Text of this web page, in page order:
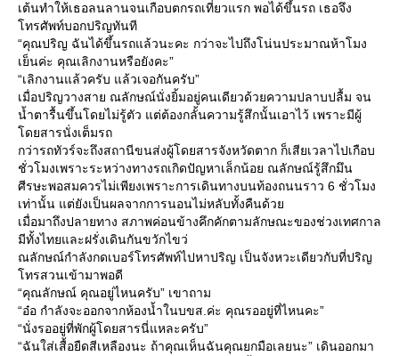
เต้นทำให้เธอลนลานจนเกือบตกรถเที่ยวแรก พอได้ขึ้นรถ เธอจึง
ทรศัพท์บอกปริญทันที
“คุณปริญ ฉันได้ขึ้นรถแล้วนะคะ กว่าจะไปถึงโน่นประมาณห้าโมง
เย็นค่ะ คุณเลิกงานหรือยังคะ”
“เลิกงานแล้วครับ แล้วเจอกันครับ”
เมื่อปริญวางสาย ณลักษณ์นั่งยิ้มอยู่คนเดียวด้วยความปลาบปลื้ม จน
น้ำตารื้นขึ้นโดยไม่รู้ตัว แต่ต้องกลั้นความรู้สึกนั้นเอาไว้ เพราะมีผู้
ดยสารนั่งเต็มรถ
กว่ารถทัวร์จะถึงสถานีขนส่งผู้โดยสารจังหวัดตาก ก็เสียเวลาไปเกือบ
ชั่วโมงเพราะระหว่างทางรถเกิดปัญหาเล็กน้อย ณลักษณ์รู้สึกมึน
ศีรษะพอสมควรไม่เพียงเพราะการเดินทางบนท้องถนนราว 6 ชั่วโมง
เท่านั้น แต่ยังเป็นผลจากการนอนไม่หลับทั้งคืนด้ว
เมื่อมาถึงปลายทาง สภาพค่อนข้างคึกคักตามลักษณะของช่วงเทศกาล
มีทั้งไทยและฝรั่งเดินกันขวักไขว่
ณลักษณ์กำลังกดเบอร์โทรศัพท์ไปหาปริญ เป็นจังหวะเดียวกับที่ปริญ
ทรสวนเข้ามาพอดี
“คุณลักษณ์ คุณอยู่ไหนครับ” เขาถาม
“อ๋อ กำลังจะออกจากห้องน้ำในบขส.ค่ะ คุณรออยู่ที่ไหนคะ”
“นั่งรออยู่ที่พักผู้โดยสารนี่แหละครับ”
“ฉันใส่เสื้อยืดสีเหลืองนะ ถ้าคุณเห็นฉันคุณยกมือเลยนะ” เดินออกมา